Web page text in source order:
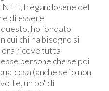
fregandosene del
di essere
ho fondato
cui chi ha bisogno si
riceve tutta
persone che se poi
(anche se io non
un po' di